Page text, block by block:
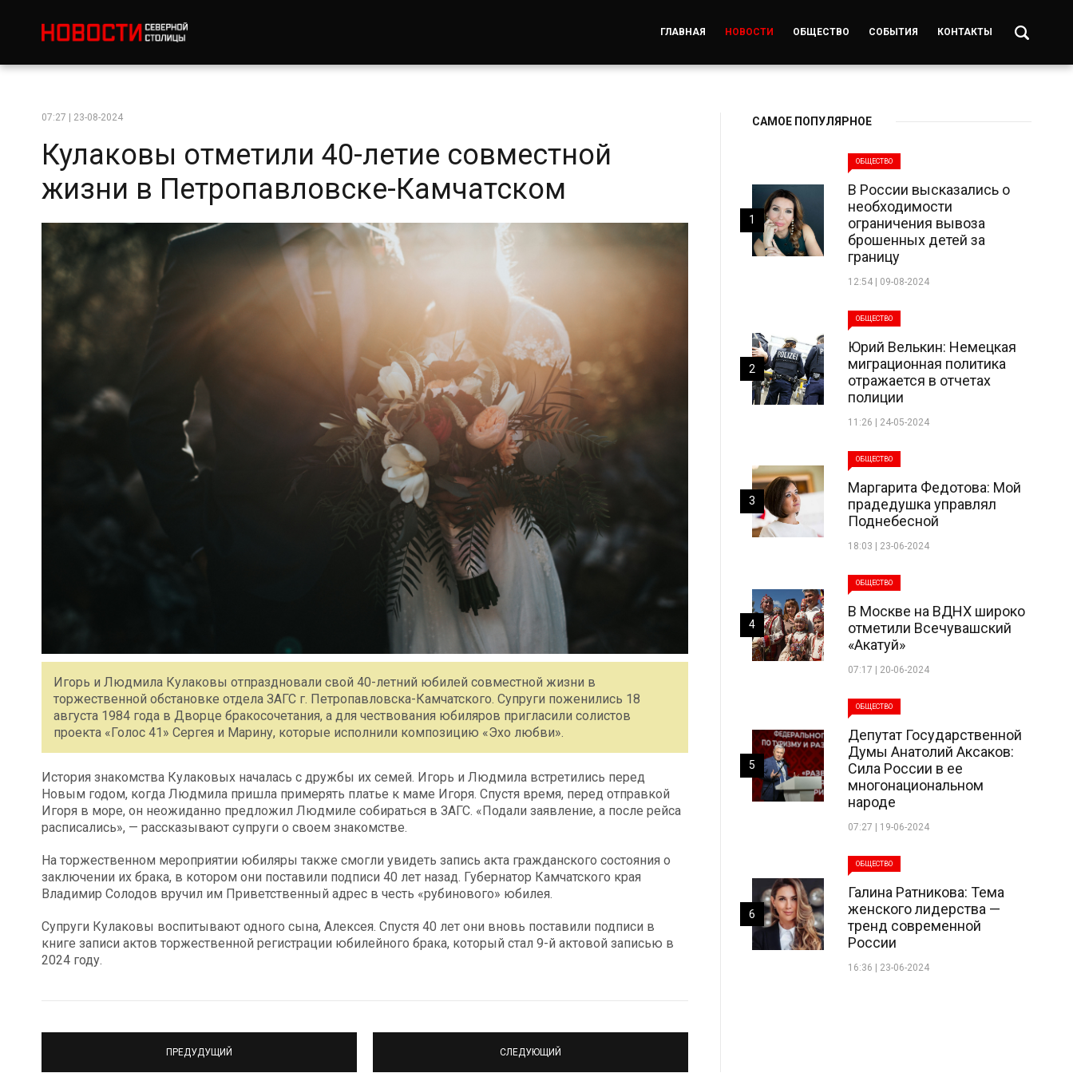
ГЛАВНАЯ НОВОСТИ ОБЩЕСТВО СОБЫТИЯ КОНТАКТЫ
07:27 | 23-08-2024
Кулаковы отметили 40-летие совместной
жизни в Петропавловске-Камчатском
Игорь и Людмила Кулаковы отпраздновали свой 40-летний юбилей совместной жизни в
торжественной обстановке отдела ЗАГС г. Петропавловска-Камчатского. Супруги поженились 18
августа 1984 года в Дворце бракосочетания, а для чествования юбиляров пригласили солистов
проекта «Голос 41» Сергея и Марину, которые исполнили композицию «Эхо любви».
История знакомства Кулаковых началась с дружбы их семей. Игорь и Людмила встретились перед
Новым годом, когда Людмила пришла примерять платье к маме Игоря. Спустя время, перед отправкой
Игоря в море, он неожиданно предложил Людмиле собираться в ЗАГС. «Подали заявление, а после рейса
расписались», — рассказывают супруги о своем знакомстве.
На торжественном мероприятии юбиляры также смогли увидеть запись акта гражданского состояния о
заключении их брака, в котором они поставили подписи 40 лет назад. Губернатор Камчатского края
Владимир Солодов вручил им Приветственный адрес в честь «рубинового» юбилея.
Супруги Кулаковы воспитывают одного сына, Алексея. Спустя 40 лет они вновь поставили подписи в
книге записи актов торжественной регистрации юбилейного брака, который стал 9-й актовой записью в
2024 году.
ПРЕДУДУЩИЙ СЛЕДУЮЩИЙ
САМОЕ ПОПУЛЯРНОЕ
ОБЩЕСТВО
В России высказались о
необходимости
ограничения вывоза
брошенных детей за
границу
12:54 | 09-08-2024
1
ОБЩЕСТВО
Юрий Велькин: Немецкая
миграционная политика
отражается в отчетах
полиции
11:26 | 24-05-2024
2
ОБЩЕСТВО
Маргарита Федотова: Мой
прадедушка управлял
Поднебесной
18:03 | 23-06-2024
3
ОБЩЕСТВО
В Москве на ВДНХ широко
отметили Всечувашский
«Акатуй»
07:17 | 20-06-2024
4
ОБЩЕСТВО
Депутат Государственной
Думы Анатолий Аксаков:
Сила России в ее
многонациональном
народе
07:27 | 19-06-2024
5
ОБЩЕСТВО
Галина Ратникова: Тема
женского лидерства —
тренд современной
России
16:36 | 23-06-2024
6